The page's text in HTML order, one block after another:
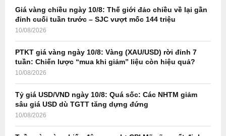
r
R
Giá vàng chiều ngày 10/8: Thế giới đảo chiều về lại gần
đỉnh cuối tuần trước – SJC vượt mốc 144 triệu
10/08/2026
PTKT giá vàng ngày 10/8: Vàng (XAU/USD) rời đỉnh 7
tuần: Chiến lược “mua khi giảm” liệu còn hiệu quả?
10/08/2026
Tỷ giá USD/VND ngày 10/8: Quá sốc: Các NHTM giảm
sâu giá USD dù TGTT tăng dựng đứng
10/08/2026